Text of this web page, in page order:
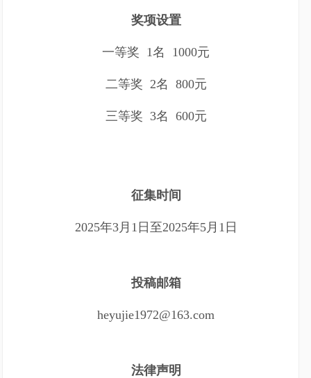
奖项设置
一等奖 1名 1000元
二等奖 2名 800元
三等奖 3名 600元
征集时间
2025年3月1日至2025年5月1日
投稿邮箱
heyujie1972@163.com
法律声明